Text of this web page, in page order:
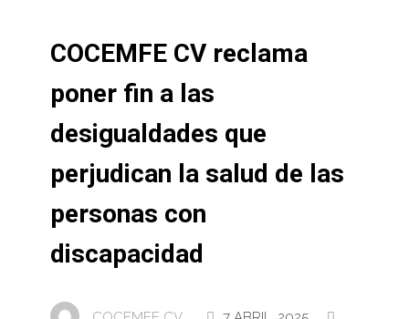
COCEMFE CV reclama
poner fin a las
desigualdades que
perjudican la salud de las
personas con
discapacidad